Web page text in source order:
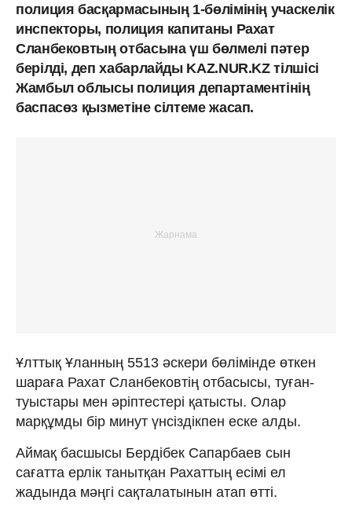
полиция басқармасының 1-бөлімінің учаскелік
инспекторы, полиция капитаны Рахат
Сланбековтың отбасына үш бөлмелі пәтер
берілді, деп хабарлайды KAZ.NUR.KZ тілшісі
Жамбыл облысы полиция департаментінің
баспасөз қызметіне сілтеме жасап.
Ұлттық Ұланның 5513 әскери бөлімінде өткен
шараға Рахат Сланбековтің отбасысы, туған-
туыстары мен әріптестері қатысты. Олар
марқұмды бір минут үнсіздікпен еске алды.
Аймақ басшысы Бердібек Сапарбаев сын
сағатта ерлік танытқан Рахаттың есімі ел
жадында мәңгі сақталатынын атап өтті.